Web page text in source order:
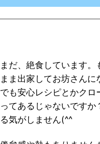
まだ、絶食しています
まま出家してお坊さん
でも安心レシピとかク
ってあるじゃないです
る気がしません(^^